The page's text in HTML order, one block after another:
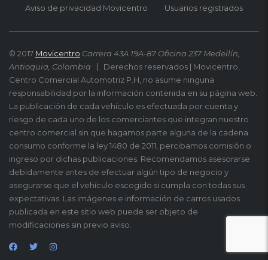
Aviso de privacidad Movicentro
Usuarios registrados
© 2017 Movicentro Carrera 43A 19A-87 Oficina 237 Medellín,
Antioquia, Colombia
Derechos reservados | Movicentro,
Centro Comercial Automotriz P.H, no asume ninguna
responsabilidad por la información contenida en su página web.
La publicación de cada vehículo es efectuada por cuenta y
riesgo de cada uno de los comerciantes que integran nuestro
centro comercial sin que hagamos parte alguna de la cadena
consumo conforme la ley 1480 de 2011, percibamos comisión o
ingreso por dichas publicaciones. Recomendamos asesorarse
debidamente antes de efectuar algún tipo de negocio y
asegurarse que el vehículo escogido si cumpla con todas sus
expectativas. Las imágenes e información de carros usados
publicada en este sitio web puede ser objeto de
modificaciones sin previo aviso.